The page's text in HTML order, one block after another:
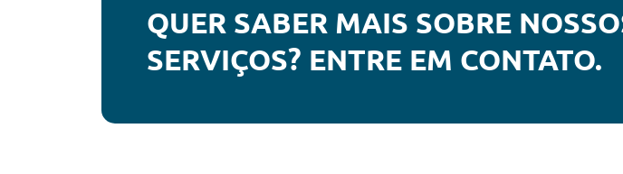
QUER SABER MAIS SOBRE
SERVIÇOS? ENTRE EM CONTATO.